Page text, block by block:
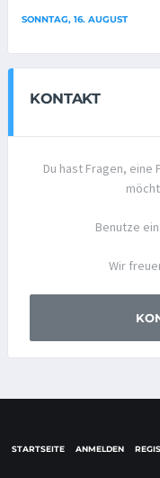
SONNTAG, 16. AUGUST
KONTAKT
Du hast Fragen, eine
Benutze
Wir
STARTSEITE
ANMELDEN